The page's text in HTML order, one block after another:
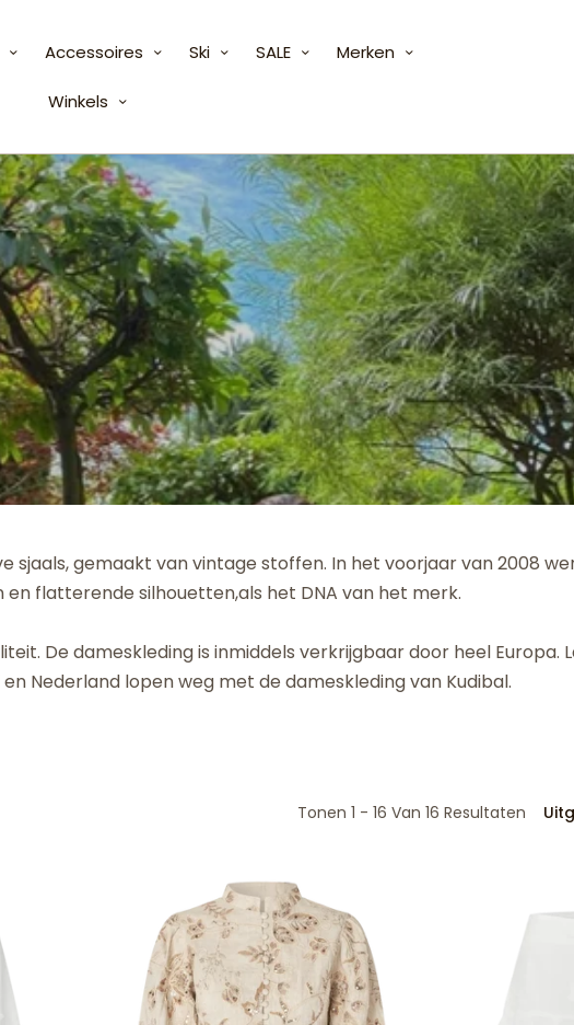
Accessoires Ski SALE Merken
Winkels
sjaals, gemaakt van vintage stoffen. In het voorjaar van 2008
flatterende silhouetten,als het DNA van het merk.
De dameskleding is inmiddels verkrijgbaar door heel Europa.
Nederland lopen weg met de dameskleding van Kudibal.
Tonen 1 - 16 Van 16 Resultaten